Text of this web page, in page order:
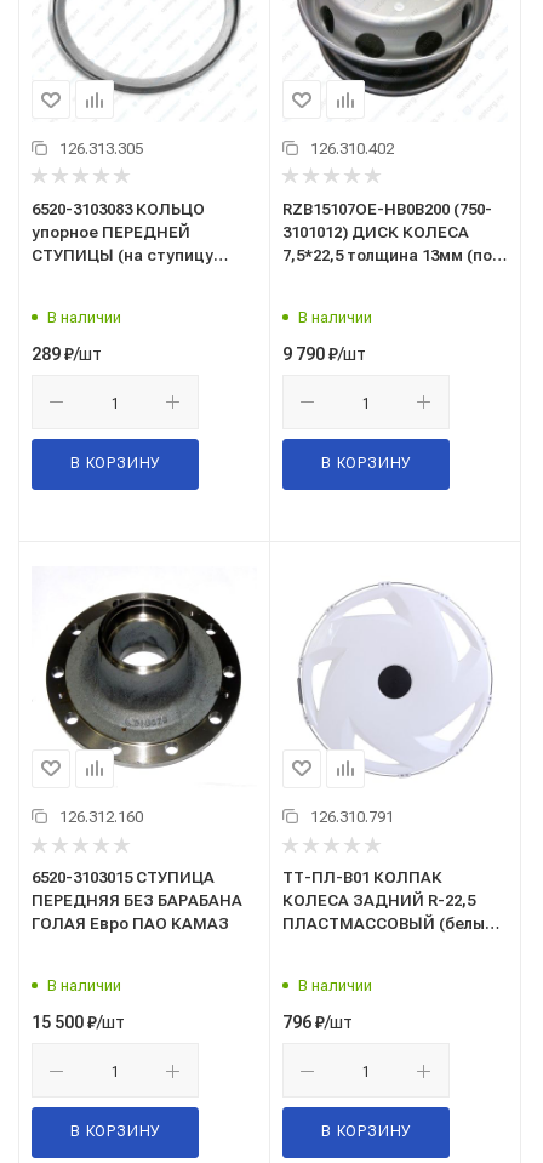
126.313.305
6520-3103083 КОЛЬЦО
упорное ПЕРЕДНЕЙ
СТУПИЦЫ (на ступицу
В наличии
289₽/шт
В КОРЗИНУ
126.310.402
RZB15107OE-HB0B200 (750-
3101012) ДИСК КОЛЕСА
7,5*22,5 толщина 13мм (под
Руссиа", г.Заинск)
В наличии
9 790₽/шт
В КОРЗИНУ
126.312.160
6520-3103015 СТУПИЦА
ПЕРЕДНЯЯ БЕЗ БАРАБАНА
ГОЛАЯ Евро ПАО КАМАЗ
В наличии
15 500₽/шт
В КОРЗИНУ
126.310.791
ТТ-ПЛ-В01 КОЛПАК
КОЛЕСА ЗАДНИЙ R-22,5
ПЛАСТМАССОВЫЙ (белый)
В наличии
796₽/шт
В КОРЗИНУ